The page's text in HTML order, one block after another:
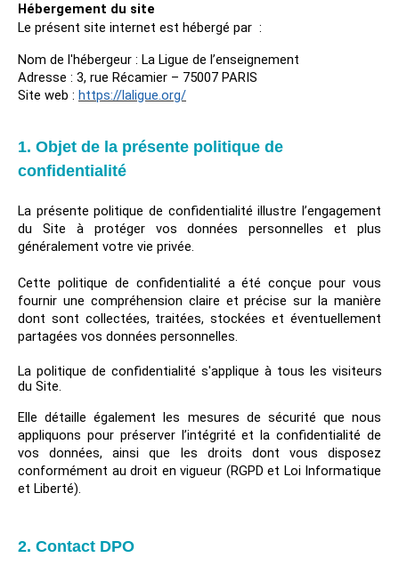
Hébergement du site
Le présent site internet est hébergé par :
Nom de l'hébergeur : La Ligue de l’enseignement
Adresse : 3, rue Récamier – 75007 PARIS
Site web : https://laligue.org/
1. Objet de la présente politique de
confidentialité
La présente politique de confidentialité illustre l’engagement
du Site à protéger vos données personnelles et plus
généralement votre vie privée.
Cette politique de confidentialité a été conçue pour vous
fournir une compréhension claire et précise sur la manière
dont sont collectées, traitées, stockées et éventuellement
partagées vos données personnelles.
La politique de confidentialité s'applique à tous les visiteurs
du Site.
Elle détaille également les mesures de sécurité que nous
appliquons pour préserver l’intégrité et la confidentialité de
vos données, ainsi que les droits dont vous disposez
conformément au droit en vigueur (RGPD et Loi Informatique
et Liberté).
2. Contact DPO